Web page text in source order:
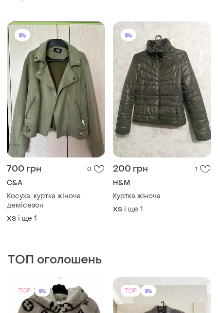
куртка пальто, куртка с
700 грн 0
C&A
Косуха, куртка жіноча
демісезон
ХS і ще 1
200 грн 1
H&M
Куртка жіноча
ХS і ще 1
ТОП оголошень
TOP TOP